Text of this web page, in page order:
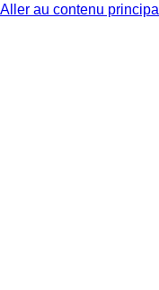
Aller au contenu principal